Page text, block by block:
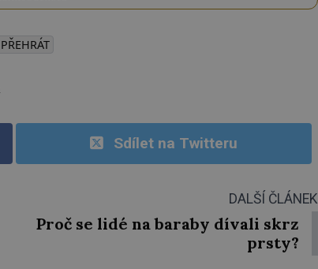
PŘEHRÁT
Sdílet na Twitteru
DALŠÍ ČLÁNEK
Proč se lidé na baraby dívali skrz
prsty?